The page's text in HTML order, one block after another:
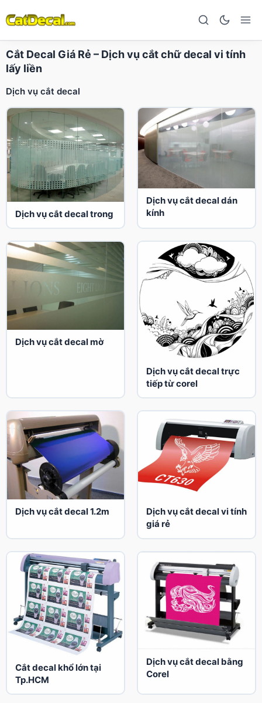
Cắt Decal Giá Rẻ – Dịch vụ cắt chữ decal vi tính
lấy liền
Dịch vụ cắt decal
Dịch vụ cắt decal trong
Dịch vụ cắt decal dán
kính
Dịch vụ cắt decal mờ
Dịch vụ cắt decal trực
tiếp từ corel
Dịch vụ cắt decal 1.2m
Dịch vụ cắt decal vi tính
giá rẻ
Cắt decal khổ lớn tại
Tp.HCM
Dịch vụ cắt decal bằng
Corel